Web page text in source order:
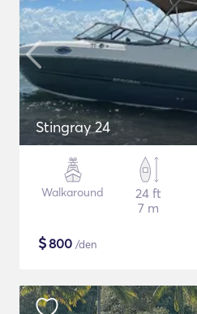
Stingray 24
Walkaround
24 ft
7 m
$800 /den